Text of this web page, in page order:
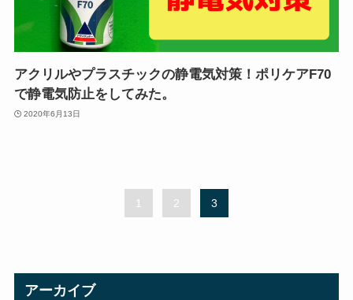
アクリルやプラスチックの静電気対策！ポリケアF70
で静電気防止をしてみた。
2020年6月13日
1 2 3
アーカイブ